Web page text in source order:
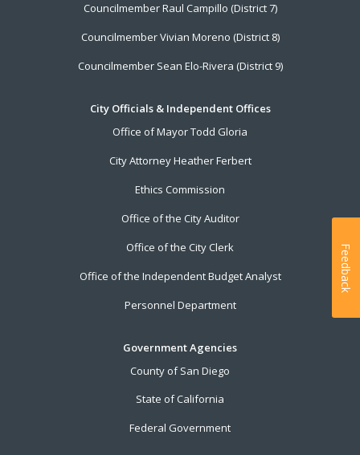
Councilmember Raul Campillo (District 7)
Councilmember Vivian Moreno (District 8)
Councilmember Sean Elo-Rivera (District 9)
City Officials & Independent Offices
Office of Mayor Todd Gloria
City Attorney Heather Ferbert
Ethics Commission
Office of the City Auditor
Office of the City Clerk
Office of the Independent Budget Analyst
Personnel Department
Government Agencies
County of San Diego
State of California
Federal Government
Feedback